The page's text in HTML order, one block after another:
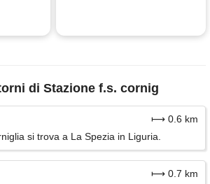
di Stazione f.s. cornig
⟼ 0.6 km
si trova a La Spezia in Liguria.
⟼ 0.7 km